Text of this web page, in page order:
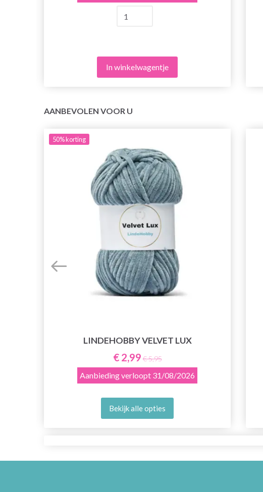
In winkelwagentje
AANBEVOLEN VOOR U
50%korting
LINDEHOBBY VELVET LUX
€ 2,99 € 5,95
Aanbieding verloopt 31/08/2026
Bekijk alle opties